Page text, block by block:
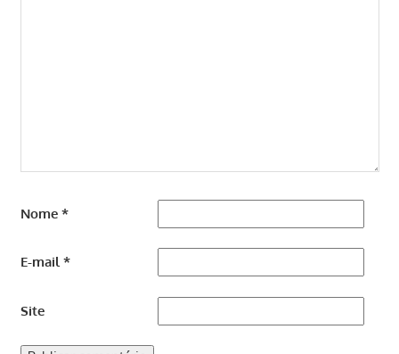
Nome *
E-mail*
Site